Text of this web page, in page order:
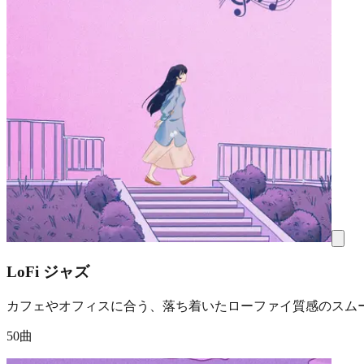
LoFi ジャズ
カフェやオフィスに合う、落ち着いたローファイ質感のスム
50曲